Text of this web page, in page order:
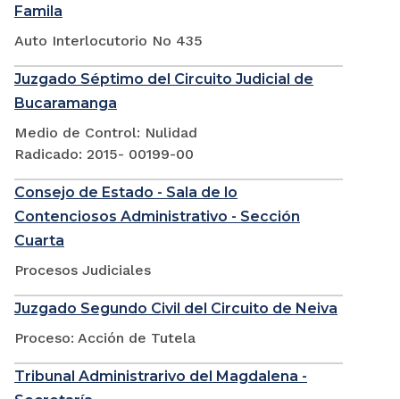
Famila
Auto Interlocutorio No 435
Juzgado Séptimo del Circuito Judicial de
Bucaramanga
Medio de Control: Nulidad
Radicado: 2015- 00199-00
Consejo de Estado - Sala de lo
Contenciosos Administrativo - Sección
Cuarta
Procesos Judiciales
Juzgado Segundo Civil del Circuito de Neiva
Proceso: Acción de Tutela
Tribunal Administrarivo del Magdalena -